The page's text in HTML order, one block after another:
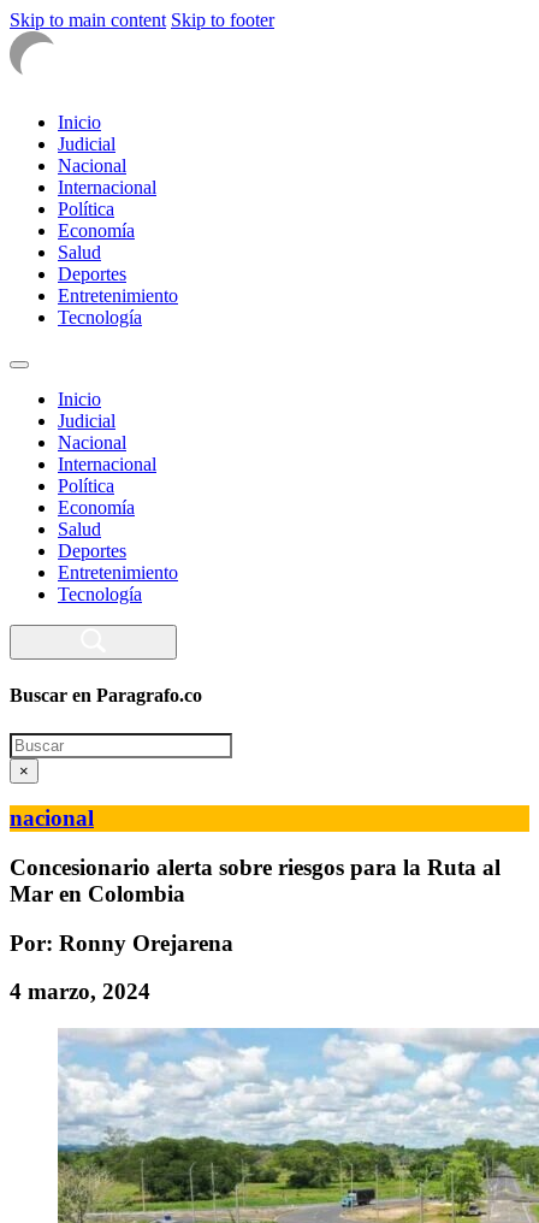
Skip to main content Skip to footer
Inicio
Judicial
Nacional
Internacional
Política
Economía
Salud
Deportes
Entretenimiento
Tecnología
Inicio
Judicial
Nacional
Internacional
Política
Economía
Salud
Deportes
Entretenimiento
Tecnología
Buscar en Paragrafo.co
Search
×
nacional
Concesionario alerta sobre riesgos para la Ruta al
Mar en Colombia
Por: Ronny Orejarena
4 marzo, 2024